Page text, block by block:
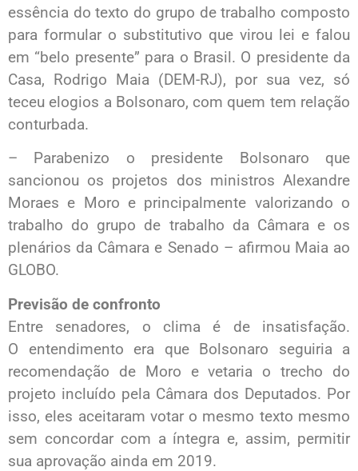
essência do texto do grupo de trabalho composto
para formular o substitutivo que virou lei e falou
em “belo presente” para o Brasil. O presidente da
Casa, Rodrigo Maia (DEM-RJ), por sua vez, só
teceu elogios a Bolsonaro, com quem tem relação
conturbada.
– Parabenizo o presidente Bolsonaro que
sancionou os projetos dos ministros Alexandre
Moraes e Moro e principalmente valorizando o
trabalho do grupo de trabalho da Câmara e os
plenários da Câmara e Senado – afirmou Maia ao
GLOBO.
Previsão de confronto
Entre senadores, o clima é de insatisfação.
O entendimento era que Bolsonaro seguiria a
recomendação de Moro e vetaria o trecho do
projeto incluído pela Câmara dos Deputados. Por
isso, eles aceitaram votar o mesmo texto mesmo
sem concordar com a íntegra e, assim, permitir
sua aprovação ainda em 2019.